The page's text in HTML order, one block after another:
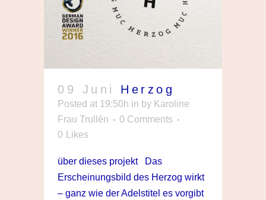
09 Juni Herzog
Posted at 19:50h in by Karoline
Frau Trullén
0 Comments
0
Likes
über dieses projekt Das
Erscheinungsbild des Herzog wirkt
– ganz wie der Adelstitel es vorgibt